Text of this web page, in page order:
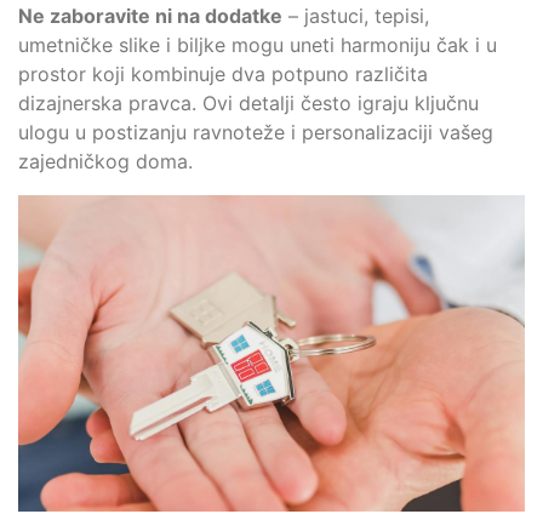
Ne zaboravite ni na dodatke – jastuci, tepisi,
umetničke slike i biljke mogu uneti harmoniju čak i u
prostor koji kombinuje dva potpuno različita
dizajnerska pravca. Ovi detalji često igraju ključnu
ulogu u postizanju ravnoteže i personalizaciji vašeg
zajedničkog doma.